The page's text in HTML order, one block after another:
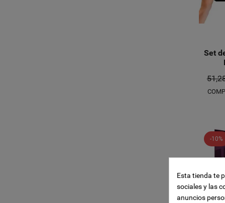
Set
-10%
Crear
Nombre de la
Iniciar
Debe iniciar
Esta tienda te
sociales y las
anuncios